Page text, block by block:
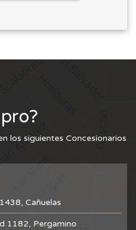
los siguientes Concesionarios
Cañuelas
1182, Pergamino